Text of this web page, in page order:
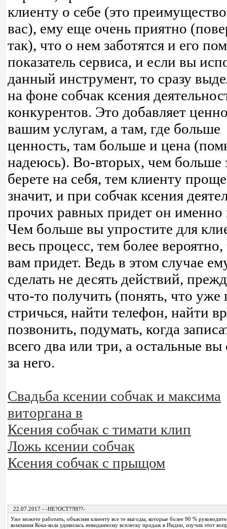
клиенту о себе (это
вас), ему еще очень приятно
так), что о нем заботятся и его
показатель сервиса, и если вы
данный инструмент, то сразу
на фоне собчак ксения
конкурентов. Это добавляет
вашим услугам, а там, где больше
ценность, там больше и цена
надеюсь). Во-вторых, чем больше
берете на себя, тем клиенту
значит, и при собчак ксения
прочих равных придет он именно
Чем больше вы упростите для
весь процесс, тем более
вам придет. Ведь в этом случае
сделать не десять действий,
что-то получить (понять, что уже
стричься, найти телефон, найти
позвонить, подумать, когда
всего два или три, а остальные вы
за него.
Свадьба ксении собчак и максима
виторгана в
Ксения собчак с тимати клип
Ложь ксении собчак
Ксения собчак с прыщом
22.07.2017 - -HE?OCT??H??-
Уже можете работать, объясняя клиенту все те выгоды, которые более 90 %
компания Кока-кола удивилась невиданному всплеску продаж в Индии, изучив этот